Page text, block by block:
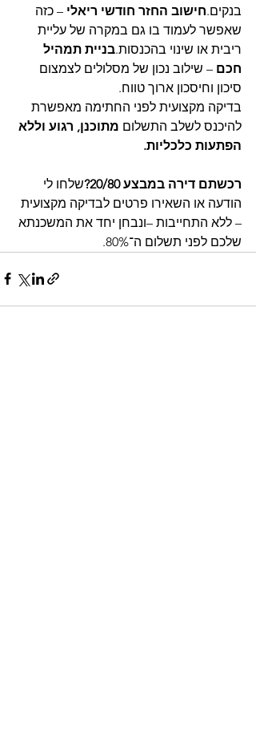
בנקים.חישוב החזר חודשי ריאלי – כזה
שאפשר לעמוד בו גם במקרה של עליית
ריבית או שינוי בהכנסות.בניית תמהיל
חכם – שילוב נכון של מסלולים לצמצום
סיכון וחיסכון ארוך טווח.
בדיקה מקצועית לפני החתימה מאפשרת
להיכנס לשלב התשלום מתוכנן, רגוע וללא
הפתעות כלכליות.
רכשתם דירה במבצע 20/80?
שלחו לי
הודעה או השאירו פרטים לבדיקה מקצועית
– ללא התחייבות –ונבחן יחד את המשכנתא
שלכם לפני תשלום ה־80%.